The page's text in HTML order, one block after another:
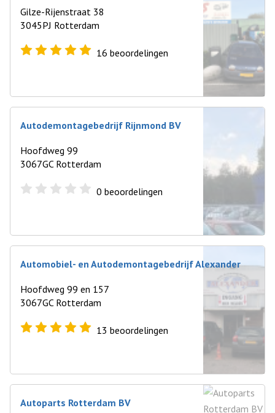
Gilze-Rijenstraat 38
3045PJ Rotterdam
16 beoordelingen
Autodemontagebedrijf Rijnmond BV
Hoofdweg 99
3067GC Rotterdam
0 beoordelingen
Automobiel- en Autodemontagebedrijf Alexander
Hoofdweg 99 en 157
3067GC Rotterdam
13 beoordelingen
Autoparts Rotterdam BV